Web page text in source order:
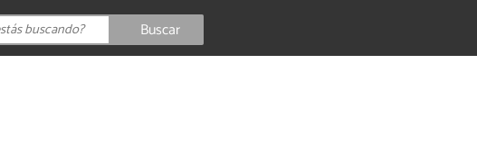
Buscar